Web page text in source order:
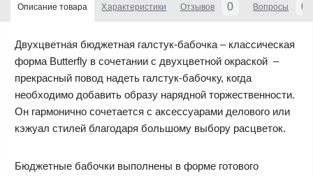
Описание товара Характеристики Отзывов 0 Вопросы 0
Двухцветная бюджетная галстук-бабочка – классическая
форма Butterfly в сочетании с двухцветной окраской –
прекрасный повод надеть галстук-бабочку, когда
необходимо добавить образу нарядной торжественности.
Он гармонично сочетается с аксессуарами делового или
кэжуал стилей благодаря большому выбору расцветок.
Бюджетные бабочки выполнены в форме готового